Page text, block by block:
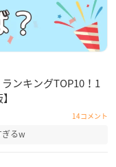
ンキングTOP10！1
14コメント
ぎるw